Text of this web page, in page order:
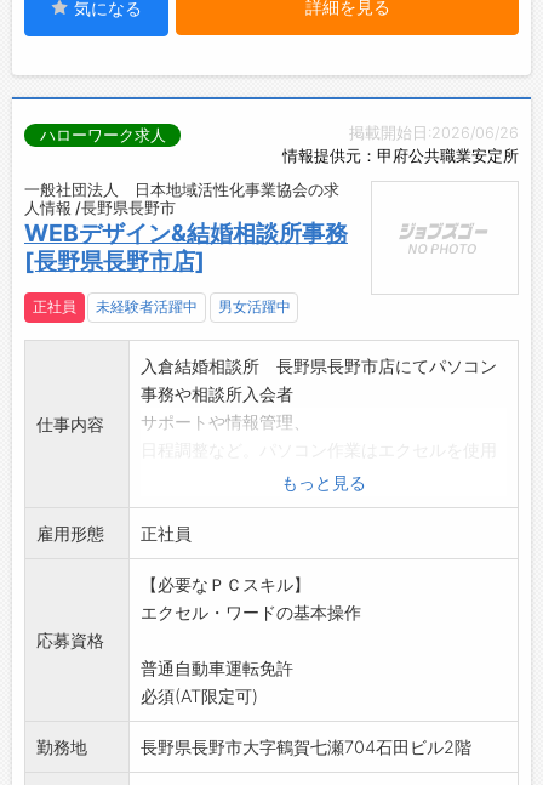
気になる 詳細を見る
掲載開始日:2026/06/26
情報提供元：甲府公共職業安定所
ハローワーク求人
一般社団法人 日本地域活性化事業協会の求
人情報 /長野県長野市
WEBデザイン&結婚相談所事務
[長野県長野市店]
正社員 未経験者活躍中 男女活躍中
仕事内容
入倉結婚相談所 長野県長野市店にてパソコン
事務や相談所入会者
サポートや情報管理、
大丈夫です。
給与及び賞与については、年功序列ではありま
せんので
頑張れば頑張った分の評価は個々で対応してい
ます。
ど)
評価をしています。
年間で月3000円～15000円の昇給例あり。
【変更範囲:変更なし】
もっと見る
雇用形態 正社員
応募資格
【必要なＰＣスキル】
エクセル・ワードの基本操作
普通自動車運転免許
必須(AT限定可)
勤務地 長野県長野市大字鶴賀七瀬704石田ビル2階